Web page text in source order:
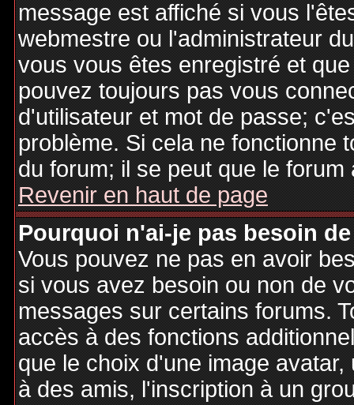
message est affiché si vous
webmestre ou l'administrateur
vous vous êtes enregistré et
pouvez toujours pas vous
d'utilisateur et mot de passe;
problème. Si cela ne fonctionne
du forum; il se peut que le
Revenir en haut de page
Pourquoi n'ai-je pas besoin
Vous pouvez ne pas en avoir
si vous avez besoin ou non de
messages sur certains forums.
accès à des fonctions
que le choix d'une image
à des amis, l'inscription à un